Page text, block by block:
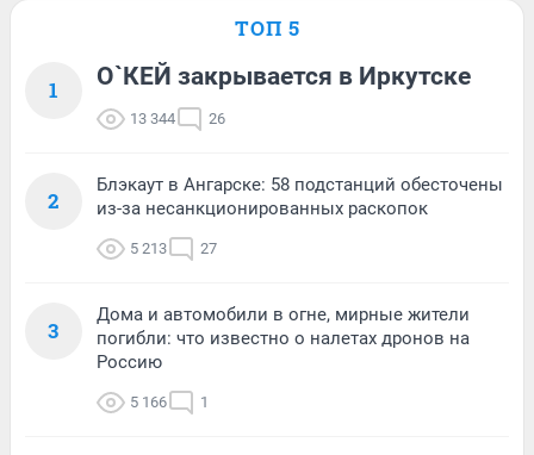
ТОП 5
1 О`КЕЙ закрывается в Иркутске
13 344 26
2
Блэкаут в Ангарске: 58 подстанций обесточены
из-за несанкционированных раскопок
5 213 27
3
Дома и автомобили в огне, мирные жители
погибли: что известно о налетах дронов на
Россию
5 166 1